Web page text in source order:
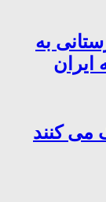
به
ایران
می کنند